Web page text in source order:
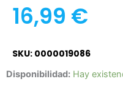
16,99 €
SKU: 0000019086
Disponibilidad: Hay
DISFRAZ